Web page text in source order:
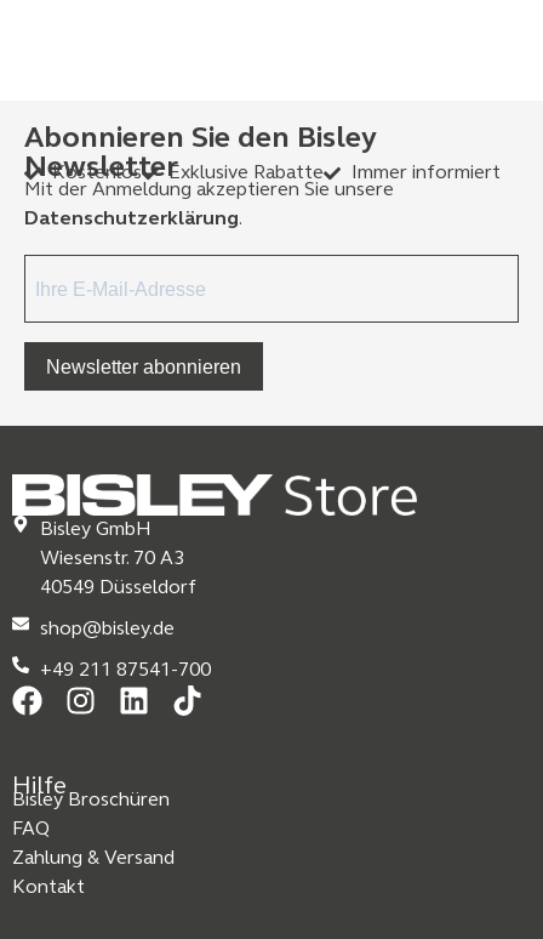
Abonnieren Sie den Bisley
Newsletter
Kostenlos Exklusive Rabatte
Immer informiert
Mit der Anmeldung akzeptieren Sie unsere
Datenschutzerklärung.
Newsletter abonnieren
Bisley GmbH
Wiesenstr. 70 A3
40549 Düsseldorf
shop@bisley.de
+49 211 87541-700
Hilfe
Bisley Broschüren
FAQ
Zahlung & Versand
Kontakt